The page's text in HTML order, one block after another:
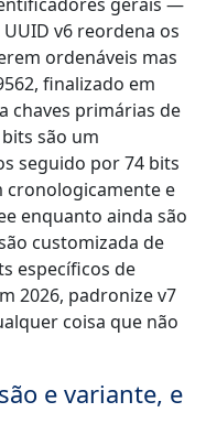
v6 reordena os
ordenáveis mas
finalizado em
chaves primárias de
são um
seguido por 74 bits
cronologicamente e
enquanto ainda são
customizada de
específicos de
2026, padronize v7
coisa que não
e variante, e